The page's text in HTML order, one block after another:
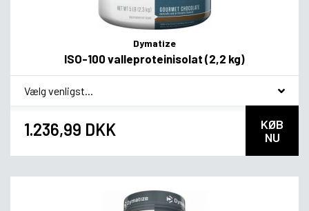
Dymatize
ISO-100 valleproteinisolat (2,2 kg)
* Smagsvariant
1.236,99 DKK
KØB
NU